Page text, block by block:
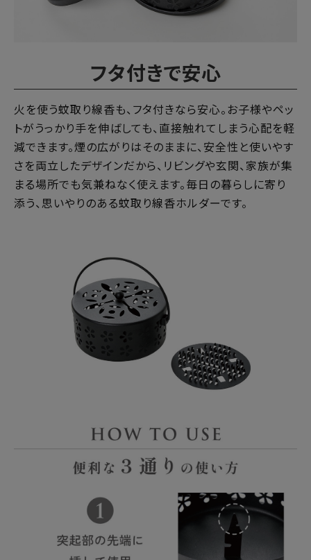
フタ付きで安心
火を使う蚊取り線香も、フタ付きなら安心。お子様やペッ
トがうっかり手を伸ばしても、直接触れてしまう心配を軽
減できます。煙の広がりはそのままに、安全性と使いやす
さを両立したデザインだから、リビングや玄関、家族が集
まる場所でも気兼ねなく使えます。毎日の暮らしに寄り
添う、思いやりのある蚊取り線香ホルダーです。